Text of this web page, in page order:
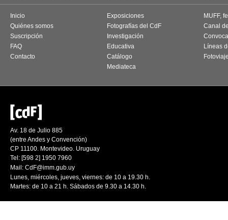
Inicio
Quiénes somos
Suscripción
FAQ
Contacto
Exposiciones
Fotografías del CdF
Investigación
Educativa
Catálogo
Mediateca
MUFF,
Canal
Líneas
Av. 18 de Julio 885
(entre Andes y Convención)
CP 11100. Montevideo. Uruguay
Tel: [598 2] 1950 7960
Mail: CdF@imm.gub.uy
Lunes, miércoles, jueves, viernes: de 10 a 19.30 h.
Martes: de 10 a 21 h. Sábados de 9.30 a 14.30 h.